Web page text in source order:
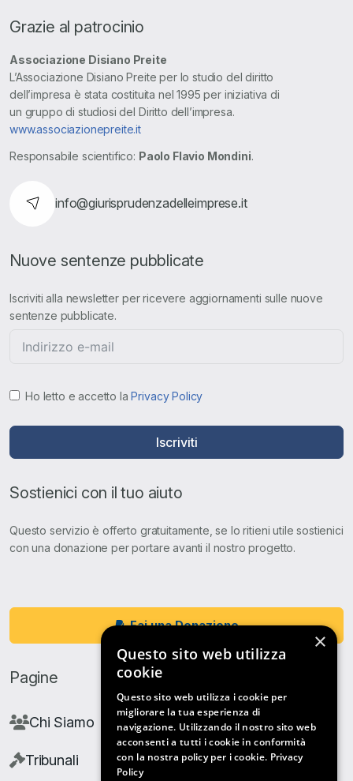
Grazie al patrocinio
Associazione Disiano Preite
L’Associazione Disiano Preite per lo studio del diritto
dell’impresa è stata costituita nel 1995 per iniziativa di
un gruppo di studiosi del Diritto dell’impresa.
www.associazionepreite.it
Responsabile scientifico: Paolo Flavio Mondini.
info@giurisprudenzadelleimprese.it
Nuove sentenze pubblicate
Iscriviti alla newsletter per ricevere aggiornamenti sulle nuove
sentenze pubblicate.
Ho letto e accetto laPrivacy Policy
Iscriviti
Sostienici con il tuo aiuto
Questo servizio è offerto gratuitamente, se lo ritieni utile sostienici
con una donazione per portare avanti il nostro progetto.
Fai una Donazione
Pagine
Chi Siamo
Tribunali
×
Questo sito web utilizza
cookie
Questo sito web utilizza i cookie per
migliorare la tua esperienza di
navigazione. Utilizzando il nostro sito web
acconsenti a tutti i cookie in conformità
con la nostra policy per i cookie. Privacy
Policy